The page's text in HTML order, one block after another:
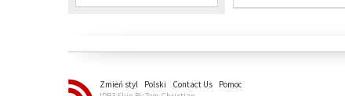
Zmień styl Polski Contact Us
Pomoc